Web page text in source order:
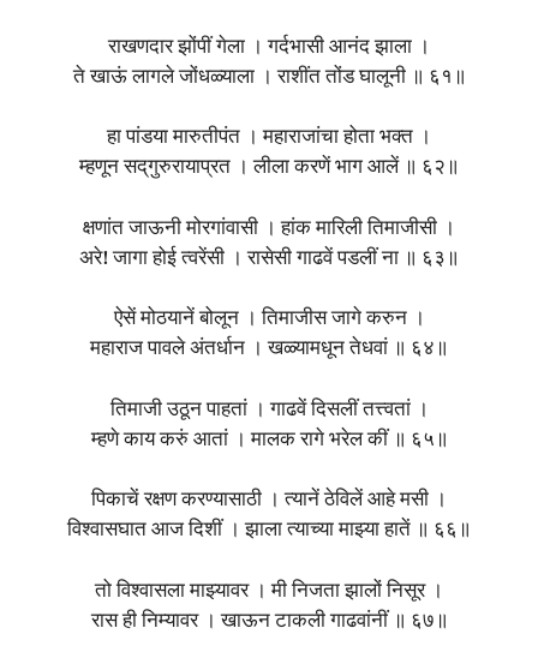
राखणदार झोंपीं गेला । गर्दभासी आनंद झाला ।
ते खाऊं लागले जोंधळ्याला । राशींत तोंड घालूनी ॥ ६१॥
हा पांडया मारुतीपंत । महाराजांचा होता भक्त ।
म्हणून सद्‌गुरुरायाप्रत । लीला करणें भाग आलें ॥ ६२॥
क्षणांत जाऊनी मोरगांवासी । हांक मारिली तिमाजीसी ।
अरे! जागा होई त्वरेंसी । रासेसी गाढवें पडलीं ना ॥ ६३॥
ऐसें मोठयानें बोलून । तिमाजीस जागे करुन ।
महाराज पावले अंतर्धान । खळ्यामधून तेधवां ॥ ६४॥
तिमाजी उठून पाहतां । गाढवें दिसलीं तत्त्वतां ।
म्हणे काय करुं आतां । मालक रागे भरेल कीं ॥ ६५॥
पिकाचें रक्षण करण्यासाठी । त्यानें ठेविलें आहे मसी ।
विश्वासघात आज दिशीं । झाला त्याच्या माझ्या हातें ॥ ६६॥
तो विश्वासला माझ्यावर । मी निजता झालों निसूर ।
रास ही निम्यावर । खाऊन टाकली गाढवांनीं ॥ ६७॥